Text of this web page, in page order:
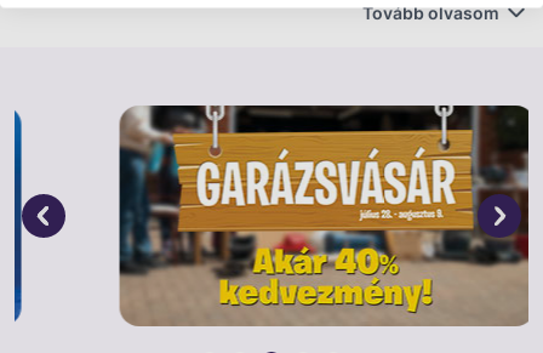
csatangol. A 300 darabos Minecraftos puzzle élénk
tökéletes kikapcsolódást nyújt akár az egész család
számára! A kész eredmény pedig nagyon vagány!
Anyaga: karton
Darabszám: 300 db XXL méretű kirakósdarabka
Mérete: 49 x 36 cm
Tovább olvasom